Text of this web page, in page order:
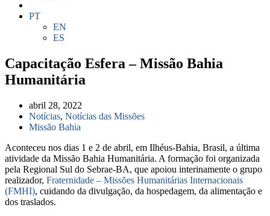
PT
EN
ES
Capacitação Esfera – Missão Bahia
Humanitária
abril 28, 2022
Notícias, Notícias das Missões
Missão Bahia
Aconteceu nos dias 1 e 2 de abril, em Ilhéus-Bahia, Brasil, a última
atividade da Missão Bahia Humanitária. A formação foi organizada
pela Regional Sul do Sebrae-BA, que apoiou interinamente o grupo
realizador, Fraternidade – Missões Humanitárias Internacionais
(FMHI), cuidando da divulgação, da hospedagem, da alimentação e
dos traslados.